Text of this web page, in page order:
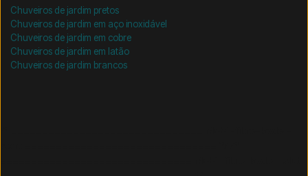
Chuveiros de jardim pretos
Chuveiros de jardim em aço inoxidável
Chuveiros de jardim em cobre
Chuveiros de jardim em latão
Chuveiros de jardim brancos